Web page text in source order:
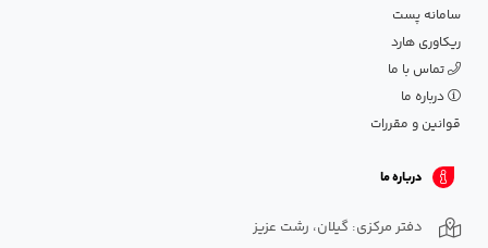
سامانه پست
ریکاوری هارد
تماس با ما
درباره ما
قوانین و مقررات
درباره ما
دفتر مرکزی: گیلان، رشت عزیز